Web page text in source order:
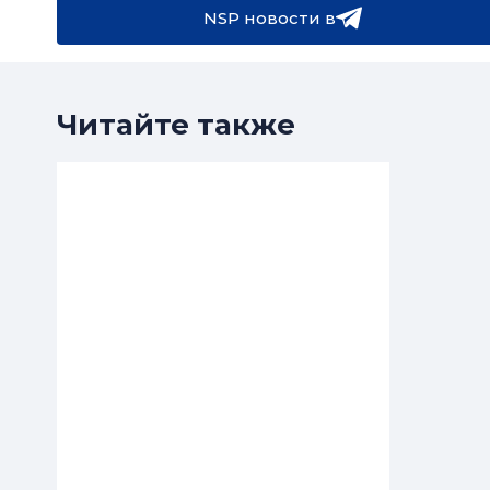
NSP новости в
Читайте также